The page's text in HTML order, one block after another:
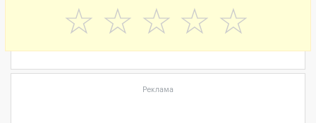
☆
☆
☆
☆
☆
Реклама